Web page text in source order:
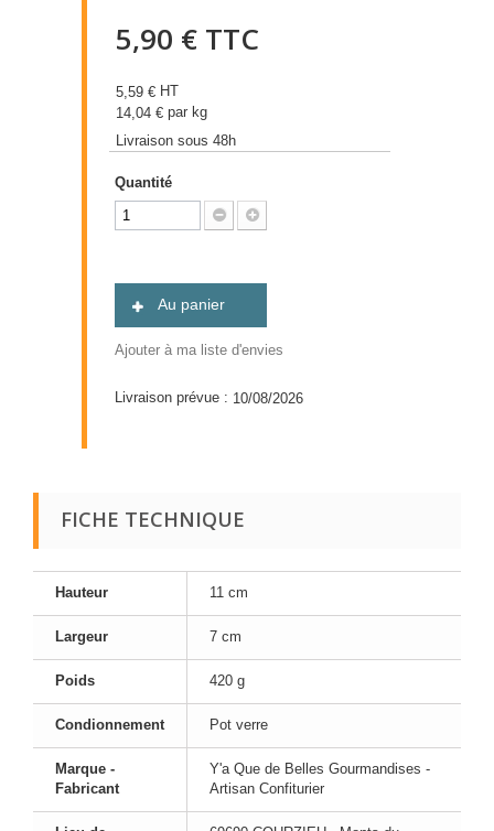
5,90 € TTC
5,59 € HT
14,04 € par kg
Livraison sous 48h
Quantité
Au panier
Ajouter à ma liste d'envies
Livraison prévue : 10/08/2026
FICHE TECHNIQUE
Hauteur 11 cm
Largeur 7 cm
Poids 420 g
Condionnement Pot verre
Marque -
Fabricant
Y'a Que de Belles Gourmandises -
Artisan Confiturier